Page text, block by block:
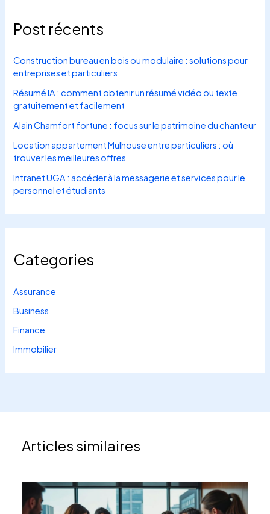
Post récents
Construction bureau en bois ou modulaire : solutions pour
entreprises et particuliers
Résumé IA : comment obtenir un résumé vidéo ou texte
gratuitement et facilement
Alain Chamfort fortune : focus sur le patrimoine du chanteur
Location appartement Mulhouse entre particuliers : où
trouver les meilleures offres
Intranet UGA : accéder à la messagerie et services pour le
personnel et étudiants
Categories
Assurance
Business
Finance
Immobilier
Articles similaires